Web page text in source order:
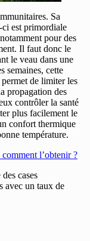
Sa
ci est primordiale
pour des
Il faut donc le
le veau dans une
semaines, cette
de limiter les
propagation des
contrôler la santé
plus facilement le
confort thermique
température.
l’obtenir ?
cases
avec un taux de